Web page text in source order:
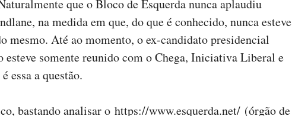
que o Bloco de Esquerda nunca aplaudiu
na medida em que, do que é conhecido, nunca esteve
mesmo. Até ao momento, o ex-candidato presidencial
esteve somente reunido com o Chega, Iniciativa Liberal e
essa a questão.
bastando analisar o https://www.esquerda.net/ (órgão de